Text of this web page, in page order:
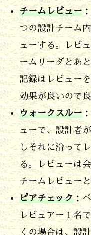
は
具
体
的
に
決
ま
っ
る
か
3.
レ
チームレビュー
つの設計チーム
ューする。レビ
ームリーダとあ
記録はレビュー
効果が良いので
ウォークスルー
ューで、設計者
しそれに沿って
る。レビューは
チームレビューと
ピアチェック ：
レビュアー１名
くの場合は、設